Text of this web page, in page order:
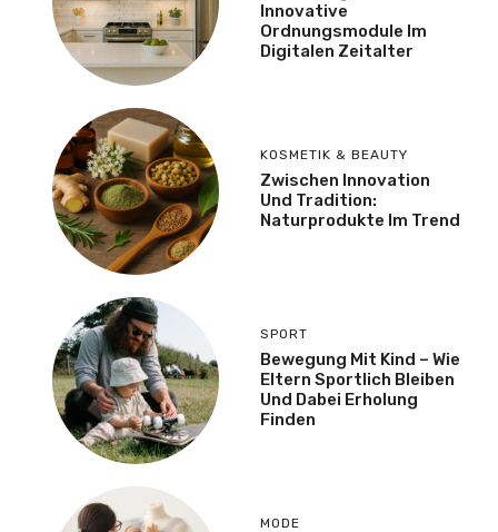
Innovative
Ordnungsmodule Im
Digitalen Zeitalter
KOSMETIK & BEAUTY
Zwischen Innovation
Und Tradition:
Naturprodukte Im Trend
SPORT
Bewegung Mit Kind – Wie
Eltern Sportlich Bleiben
Und Dabei Erholung
Finden
MODE